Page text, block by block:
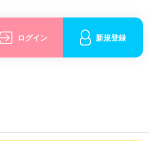
ログイン 新規登録